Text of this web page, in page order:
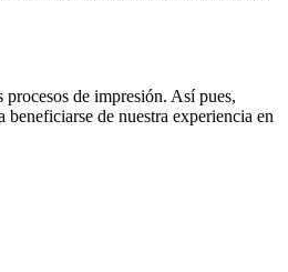
de impresión. Así pues,
de nuestra experiencia en